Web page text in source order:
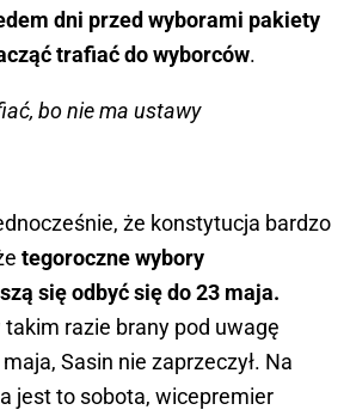
dni przed wyborami pakiety
trafiać do wyborców.
bo nie ma ustawy
że konstytucja bardzo
tegoroczne wybory
się odbyć się do 23 maja.
takim razie brany pod uwagę
Sasin nie zaprzeczył. Na
jest to sobota, wicepremier